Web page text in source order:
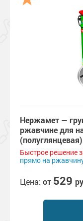
Нержамет —
ржавчине для
(полуглянцевая)
Быстрое решение
прямо на
Цена: от 529